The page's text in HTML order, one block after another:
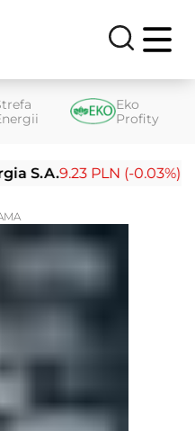
Eko
Profity
9.23 PLN (-0.03%)